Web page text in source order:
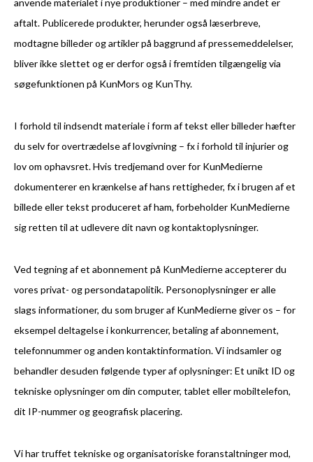
anvende materialet i nye produktioner – med mindre andet er
aftalt. Publicerede produkter, herunder også læserbreve,
modtagne billeder og artikler på baggrund af pressemeddelelser,
bliver ikke slettet og er derfor også i fremtiden tilgængelig via
søgefunktionen på KunMors og KunThy.
I forhold til indsendt materiale i form af tekst eller billeder hæfter
du selv for overtrædelse af lovgivning – fx i forhold til injurier og
lov om ophavsret. Hvis tredjemand over for KunMedierne
dokumenterer en krænkelse af hans rettigheder, fx i brugen af et
billede eller tekst produceret af ham, forbeholder KunMedierne
sig retten til at udlevere dit navn og kontaktoplysninger.
Ved tegning af et abonnement på KunMedierne accepterer du
vores privat- og persondatapolitik. Personoplysninger er alle
slags informationer, du som bruger af KunMedierne giver os – for
eksempel deltagelse i konkurrencer, betaling af abonnement,
telefonnummer og anden kontaktinformation. Vi indsamler og
behandler desuden følgende typer af oplysninger: Et unikt ID og
tekniske oplysninger om din computer, tablet eller mobiltelefon,
dit IP-nummer og geografisk placering.
Vi har truffet tekniske og organisatoriske foranstaltninger mod,